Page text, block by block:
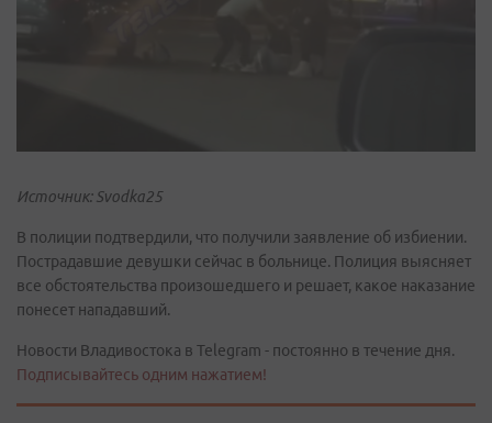
Источник: Svodka25
В полиции подтвердили, что получили заявление об избиении.
Пострадавшие девушки сейчас в больнице. Полиция выясняет
все обстоятельства произошедшего и решает, какое наказание
понесет нападавший.
Новости Владивостока в Telegram - постоянно в течение дня.
Подписывайтесь одним нажатием!